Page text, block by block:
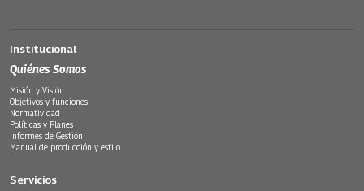
Institucional
Quiénes Somos
Misión y Visión
Objetivos y funciones
Normatividad
Políticas y Planes
Informes de Gestión
Manual de producción y estilo
Servicios